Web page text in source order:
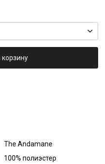
The Andamane
100% полиэстер